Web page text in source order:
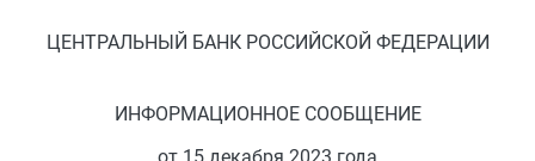
ЦЕНТРАЛЬНЫЙ БАНК РОССИЙСКОЙ ФЕДЕРАЦИИ
ИНФОРМАЦИОННОЕ СООБЩЕНИЕ
от 15 декабря 2023 года